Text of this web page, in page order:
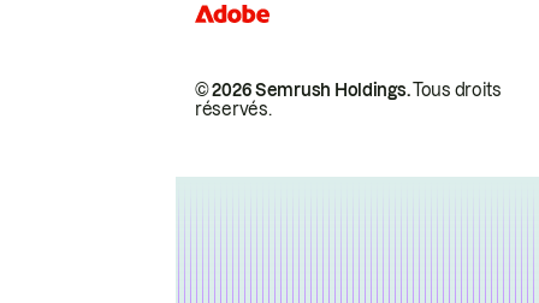
© 2026 Semrush Holdings.Tous droits
réservés.